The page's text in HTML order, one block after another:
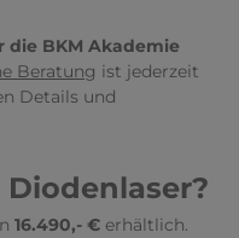
die BKM Akademie
Beratung ist jederzeit
Details und
16.490,- € erhältlich.